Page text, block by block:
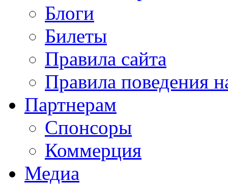
Блоги
Билеты
Правила сайта
Правила поведения
Партнерам
Спонсоры
Коммерция
Медиа